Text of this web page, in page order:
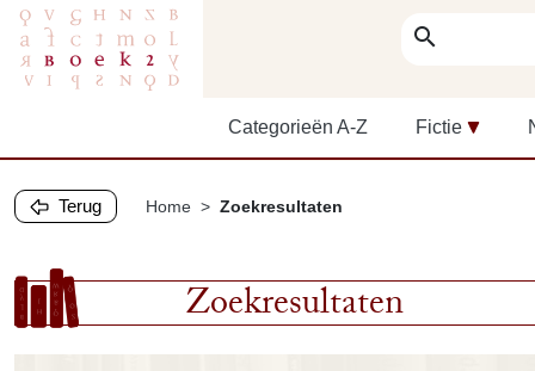
search
Categorieën A-Z Fictie
Terug Home Zoekresultaten
Zoekresultaten